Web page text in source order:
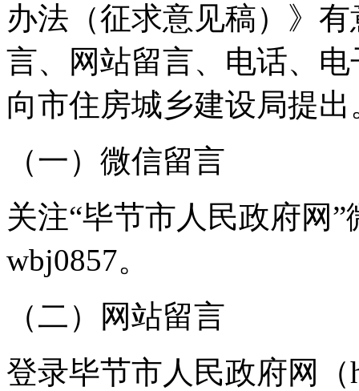
办法（征求意见稿）》
言、网站留言、电话、
向市住房城乡建设局提出
（一）微信留言
关注“毕节市人民政府网
wbj0857。
（二）网站留言
登录毕节市人民政府网（